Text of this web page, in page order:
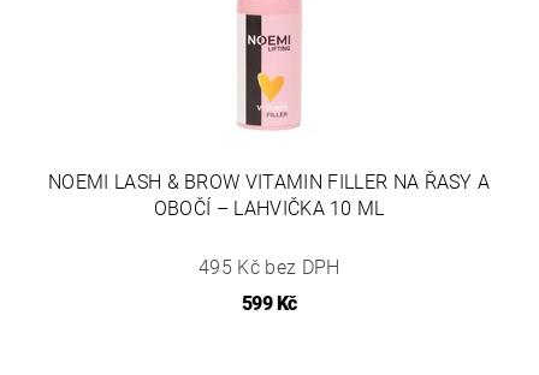
NOEMI LASH & BROW VITAMIN FILLER NA ŘASY A
OBOČÍ – LAHVIČKA 10 ML
495 Kč bez DPH
599 Kč